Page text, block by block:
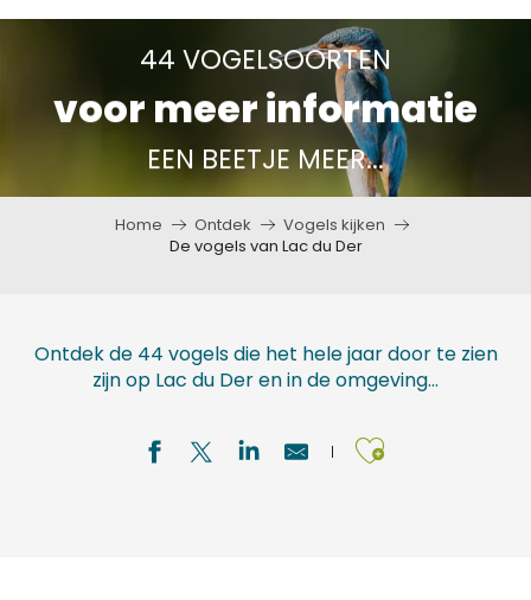
Aller
principal
44 VOGELSOORTEN
voor meer informatie
EEN BEETJE MEER...
Home Ontdek
Vogels kijken
De vogels van Lac du Der
Ontdek de 44 vogels die het hele jaar door te zien
zijn op Lac du Der en in de omgeving…
Ajouter